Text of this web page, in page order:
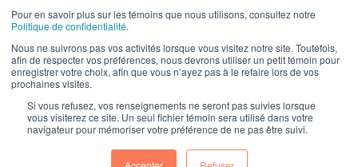
Pour en savoir plus sur les témoins que nous utilisons, consultez notre
Politique de confidentialité.
Nous ne suivrons pas vos activités lorsque vous visitez notre site. Toutefois,
afin de respecter vos préférences, nous devrons utiliser un petit témoin pour
enregistrer votre choix, afin que vous n’ayez pas à le refaire lors de vos
prochaines visites.
Si vous refusez, vos renseignements ne seront pas suivies lorsque
vous visiterez ce site. Un seul fichier témoin sera utilisé dans votre
navigateur pour mémoriser votre préférence de ne pas être suivi.
EN
©WORXIMITY 2026
Politique de
confidentialité
Conditions
d'utilisation